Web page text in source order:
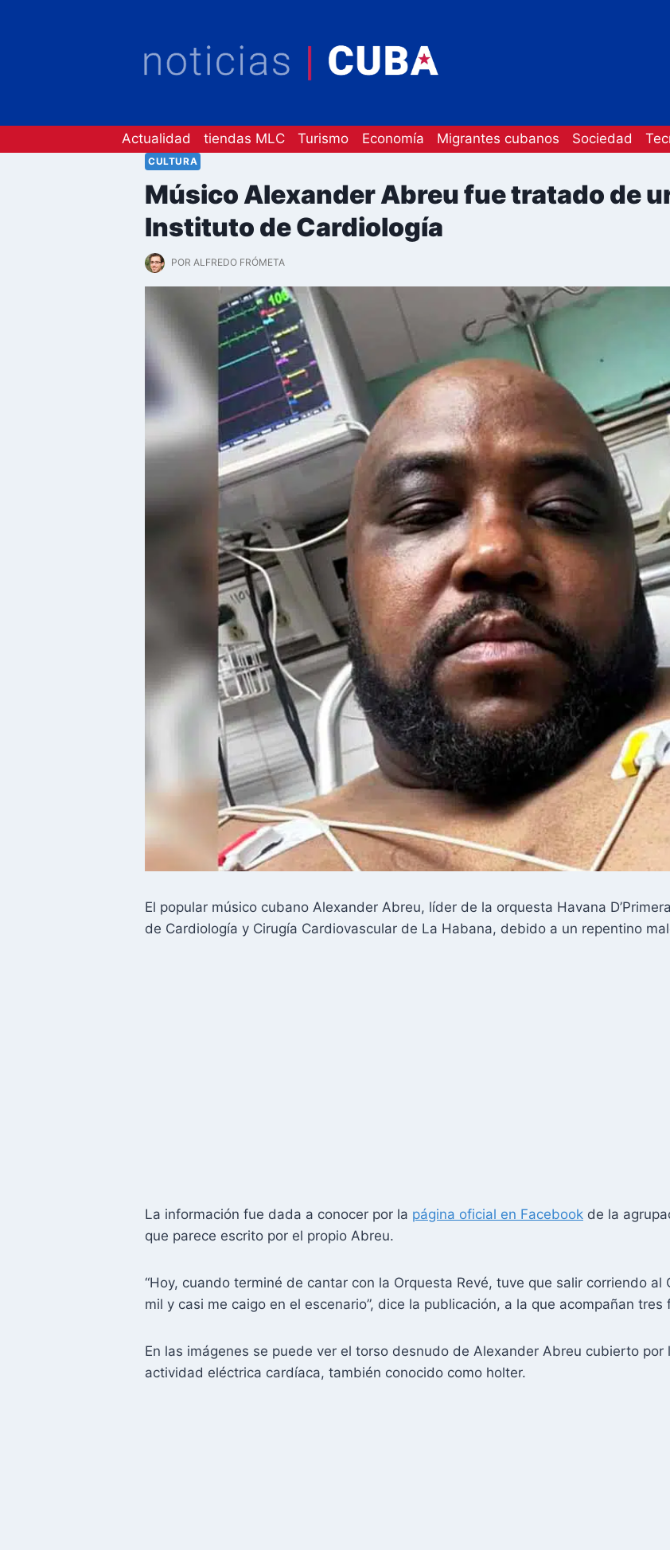
Actualidad tiendas MLC Turismo Economía Migrantes cubanos Sociedad
CULTURA
Músico Alexander Abreu fue tratado de
Instituto de Cardiología
POR ALFREDO FRÓMETA
El popular músico cubano Alexander Abreu, líder de la orquesta Havana
de Cardiología y Cirugía Cardiovascular de La Habana, debido a un repentino
La información fue dada a conocer por la página oficial en Facebook de la
que parece escrito por el propio Abreu.
“Hoy, cuando terminé de cantar con la Orquesta Revé, tuve que salir corriendo
mil y casi me caigo en el escenario”, dice la publicación, a la que acompañan
En las imágenes se puede ver el torso desnudo de Alexander Abreu cubierto
actividad eléctrica cardíaca, también conocido como holter.